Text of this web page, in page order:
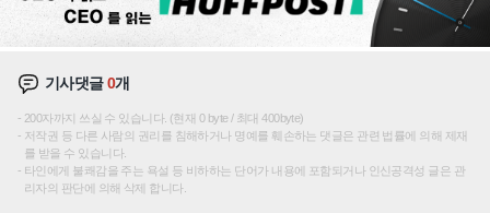
기사댓글0개
200자까지 쓰실 수 있습니다. (현재 0 byte / 최대 400byte)
저작권 등 다른 사람의 권리를 침해하거나 명예를 훼손하는 댓글은 관련 법률에 의해 제재
를 받을 수 있습니다.
타인에게 불쾌감을 주는 욕설 등 비하하는 단어가 내용에 포함되거나 인신공격성 글은 관
리자의 판단에 의해 삭제 합니다.